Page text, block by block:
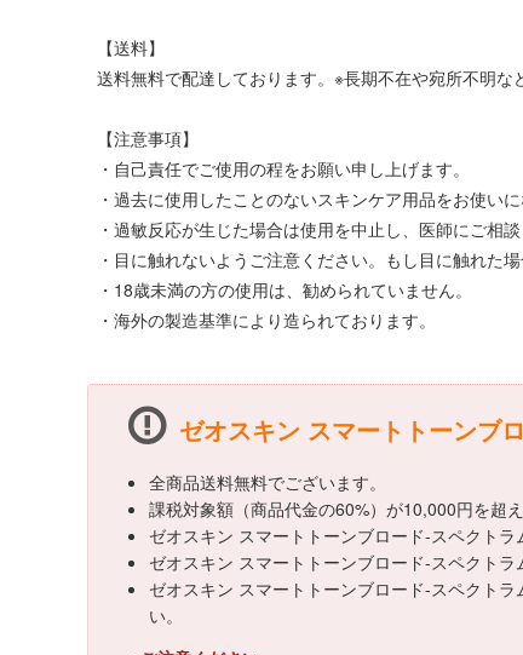
【送料】
送料無料で配達しております。※長期不在や宛所不明
【注意事項】
・自己責任でご使用の程をお願い申し上げます。
・過去に使用したことのないスキンケア用品をお使い
・過敏反応が生じた場合は使用を中止し、医師にご相談
・目に触れないようご注意ください。もし目に触れた
・18歳未満の方の使用は、勧められていません。
・海外の製造基準により造られております。
ゼオスキン スマートトーンブ
全商品送料無料でございます。
課税対象額（商品代金の60%）が10,000円を超
ゼオスキン スマートトーンブロード-スペクト
ゼオスキン スマートトーンブロード-スペクト
ゼオスキン スマートトーンブロード-スペクト
い。